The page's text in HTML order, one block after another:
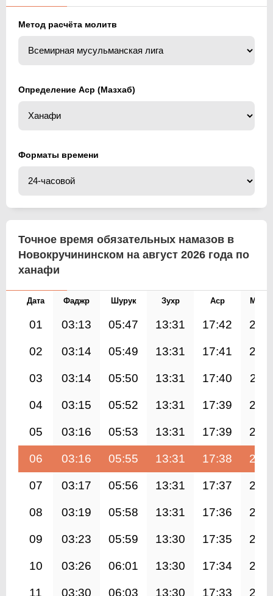
Метод расчёта молитв
Определение Аср (Мазхаб)
Форматы времени
Точное время обязательных намазов в
Новокручининском на август 2026 года по
ханафи
Дата Фаджр Шурук Зухр Аср
01 03:13 05:47 13:31 17:42
02 03:14 05:49 13:31 17:41
03 03:14 05:50 13:31 17:40
04 03:15 05:52 13:31 17:39
05 03:16 05:53 13:31 17:39
06 03:16 05:55 13:31 17:38
07 03:17 05:56 13:31 17:37
08 03:19 05:58 13:31 17:36
09 03:23 05:59 13:30 17:35
10 03:26 06:01 13:30 17:34
11 03:30 06:03 13:30 17:33